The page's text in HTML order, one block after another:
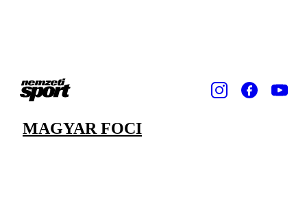
MAGYAR FOCI